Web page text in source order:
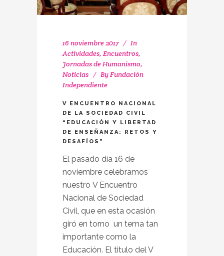
16 noviembre 2017
In
Actividades, Encuentros,
Jornadas de Humanismo,
Noticias
ByFundación
Independiente
V ENCUENTRO NACIONAL
DE LA SOCIEDAD CIVIL
“EDUCACIÓN Y LIBERTAD
DE ENSEÑANZA: RETOS Y
DESAFÍOS”
El pasado día 16 de
noviembre celebramos
nuestro V Encuentro
Nacional de Sociedad
Civil, que en esta ocasión
giró en torno un tema tan
importante como la
Educación. El titulo del V